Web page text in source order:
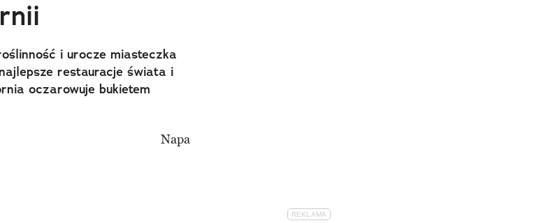
i urocze miasteczka
restauracje świata i
oczarowuje bukietem